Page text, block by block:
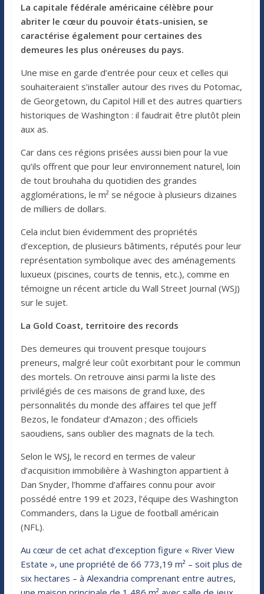
La capitale fédérale américaine célèbre pour
abriter le cœur du pouvoir états-unisien, se
caractérise également pour certaines des
demeures les plus onéreuses du pays.
Une mise en garde d’entrée pour ceux et celles qui
souhaiteraient s’installer autour des rives du Potomac,
de Georgetown, du Capitol Hill et des autres quartiers
historiques de Washington : il faudrait être plutôt plein
aux as.
Car dans ces régions prisées aussi bien pour la vue
qu’ils offrent que pour leur environnement naturel, loin
de tout brouhaha du quotidien des grandes
agglomérations, le m² se négocie à plusieurs dizaines
de milliers de dollars.
Cela inclut bien évidemment des propriétés
d’exception, de plusieurs bâtiments, réputés pour leur
représentation symbolique avec des aménagements
luxueux (piscines, courts de tennis, etc.), comme en
témoigne un récent article du Wall Street Journal (WSJ)
sur le sujet.
La Gold Coast, territoire des records
Des demeures qui trouvent presque toujours
preneurs, malgré leur coût exorbitant pour le commun
des mortels. On retrouve ainsi parmi la liste des
privilégiés de ces maisons de grand luxe, des
personnalités du monde des affaires tel que Jeff
Bezos, le fondateur d’Amazon ; des officiels
saoudiens, sans oublier des magnats de la tech.
Selon le WSJ, le record en termes de valeur
d’acquisition immobilière à Washington appartient à
Dan Snyder, l’homme d’affaires connu pour avoir
possédé entre 199 et 2023, l’équipe des Washington
Commanders, dans la Ligue de football américain
(NFL).
Au cœur de cet achat d’exception figure « River View
Estate », une propriété de 66 773,19 m² – soit plus de
six hectares – à Alexandria comprenant entre autres,